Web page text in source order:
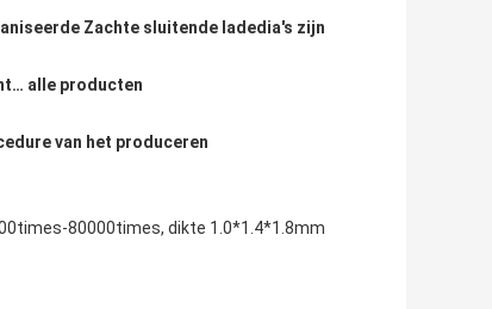
Zachte sluitende ladedia's zijn
alle producten
van het produceren
80000times, dikte 1.0*1.4*1.8mm